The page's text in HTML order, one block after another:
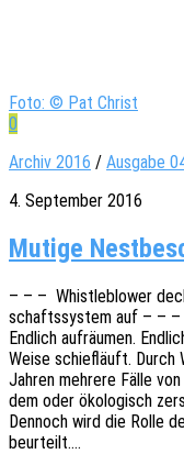
Foto: © Pat Christ
0
Archiv 2016 / Ausgabe
4. September 2016
Mutige
– – – Whist­le­b­lower
schafts­sys­tem auf – – –
Endlich aufräu­men.
Weise schief­läuft. Durch
Jahren mehre­re Fälle
dem oder ökolo­gisch
Dennoch wird die Rolle
beurteilt.…